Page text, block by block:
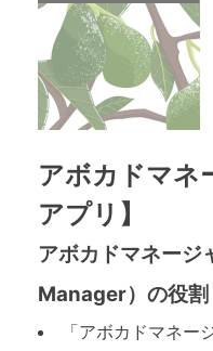
アボカドマネ
アプリ】
アボカドマネー
Manager）の役割
「アボカドマネ